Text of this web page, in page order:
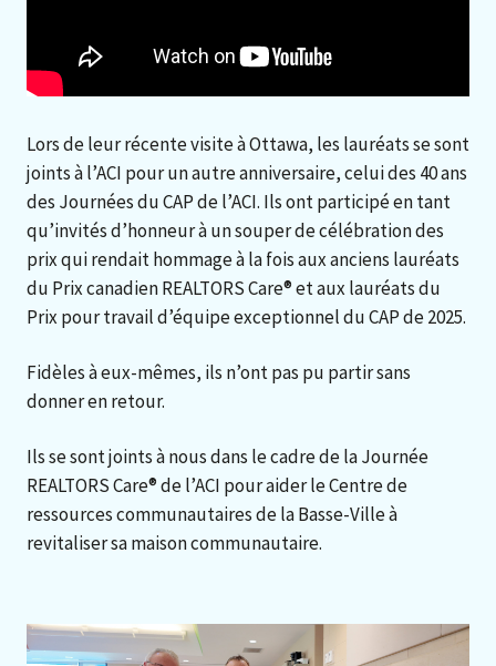
Lors de leur récente visite à Ottawa, les lauréats se sont
joints à l’ACI pour un autre anniversaire, celui des 40 ans
des Journées du CAP de l’ACI. Ils ont participé en tant
qu’invités d’honneur à un souper de célébration des
prix qui rendait hommage à la fois aux anciens lauréats
du Prix canadien REALTORS Care® et aux lauréats du
Prix pour travail d’équipe exceptionnel du CAP de 2025.
Fidèles à eux-mêmes, ils n’ont pas pu partir sans
donner en retour.
Ils se sont joints à nous dans le cadre de la Journée
REALTORS Care® de l’ACI pour aider le Centre de
ressources communautaires de la Basse-Ville à
revitaliser sa maison communautaire.